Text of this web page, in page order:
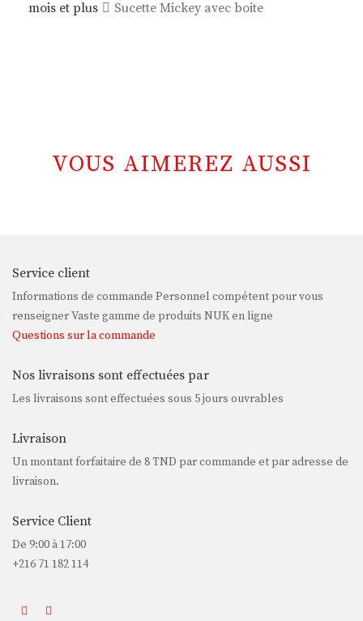
mois et plus
Sucette Mickey avec boite
VOUS AIMEREZ AUSSI
Service client
Informations de commande Personnel compétent pour vous
renseigner Vaste gamme de produits NUK en ligne
Questions sur la commande
Nos livraisons sont effectuées par
Les livraisons sont effectuées sous 5 jours ouvrables
Livraison
Un montant forfaitaire de 8 TND par commande et par adresse de
livraison.
Service Client
De 9:00 à 17:00
+216 71 182 114